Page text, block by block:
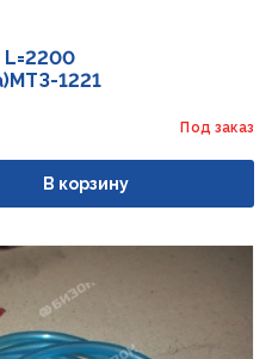
1221
Под заказ
В корзину